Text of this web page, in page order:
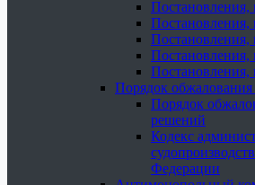
Постановления,
Постановления,
Постановления,
Постановления,
Постановления,
Порядок
Порядок
решений
Кодекс
Федерации